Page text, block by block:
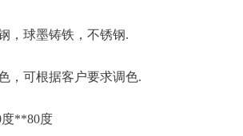
，球墨铸铁，不锈钢.
，可根据客户要求调色.
度**80度